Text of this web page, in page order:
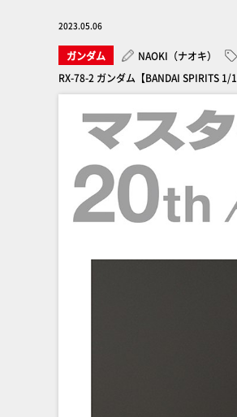
2023.05.06
ガンダム NAOKI（ナオキ）
RX-78-2 ガンダム【BANDAI SPIRITS